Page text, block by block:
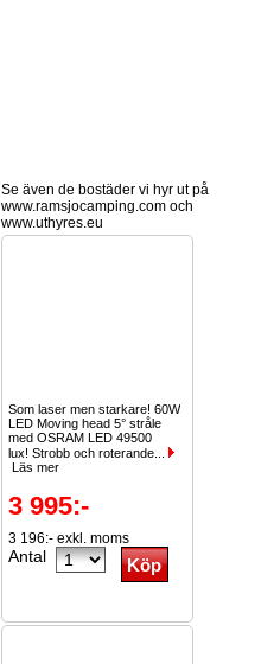
Se även de bostäder vi hyr ut på
www.ramsjocamping.com och
www.uthyres.eu
Som laser men starkare! 60W
LED Moving head 5° stråle
med OSRAM LED 49500
lux! Strobb och roterande...
Läs mer
3 995:-
3 196:- exkl. moms
Antal